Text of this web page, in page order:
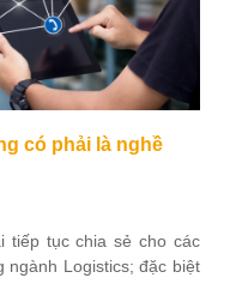
có phải là nghề
tiếp tục chia sẻ cho các
ngành Logistics; đặc biệt